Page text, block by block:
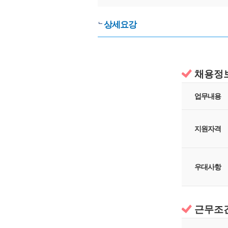
상세요강
채용정
업무내용
지원자격
우대사항
근무조